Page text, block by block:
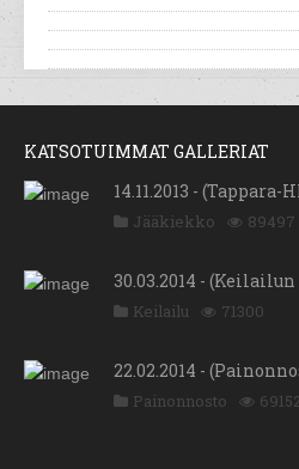
KATSOTUIMMAT GALLERIAT
14.11.2013 - (Tappara-
Jääkiekko 89497
30.03.2014 -
Keilailu 71300
22.02.2014 -
Painonnosto